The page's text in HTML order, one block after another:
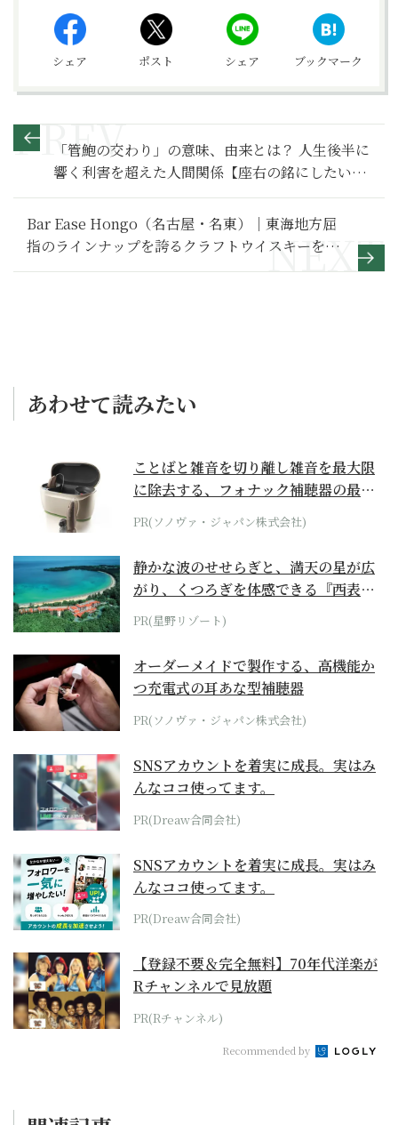
シェア ポスト シェア ブックマーク
「管鮑の交わり」の意味、由来とは？ 人生後半に
響く利害を超えた人間関係【座右の銘にしたい言
葉】
Bar Ease Hongo（名古屋・名東）｜東海地方屈
指のラインナップを誇るクラフトウイスキーを堪
能
あわせて読みたい
ことばと雑音を切り離し雑音を最大限
に除去する、フォナック補聴器の最上
位モデル
PR(ソノヴァ・ジャパン株式会社)
静かな波のせせらぎと、満天の星が広
がり、くつろぎを体感できる『西表島
ホテル by...
PR(星野リゾート)
オーダーメイドで製作する、高機能か
つ充電式の耳あな型補聴器
PR(ソノヴァ・ジャパン株式会社)
SNSアカウントを着実に成長。実はみ
んなココ使ってます。
PR(Dreaw合同会社)
SNSアカウントを着実に成長。実はみ
んなココ使ってます。
PR(Dreaw合同会社)
【登録不要＆完全無料】70年代洋楽が
Rチャンネルで見放題
PR(Rチャンネル)
Recommended by